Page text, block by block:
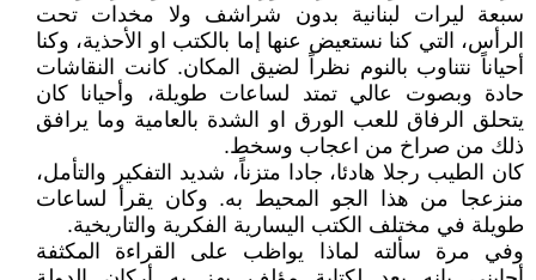
سبعة ليرات لبنانية بدون شراشف ولا مخدات تحت
الرأس، التي كنا نستعيض عنها إما بالكتب او الأحذية، وكنا
أحياناً نتناوب بالنوم نظراً لضيق المكان. كانت النقاشات
حادة وبصوت عالي تمتد لساعات طويلة، وأحيانا كان
يتحلق الرفاق للعب الورق او الشدة بالعامية وما يرافق
ذلك من صراخ من اعجاب وسخط.
كان الطيب رجلا هادئا، جادا متزناً، شديد التفكير والتأمل،
منزعجا من هذا الجو المحيط به. وكان يقرأ لساعات
طويلة في مختلف الكتب اليسارية الفكرية والتاريخية.
وفي مرة سألته لماذا يواظب على القراءة المكثفة